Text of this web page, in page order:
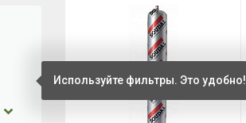
Используйте фильтры. Это удобно!